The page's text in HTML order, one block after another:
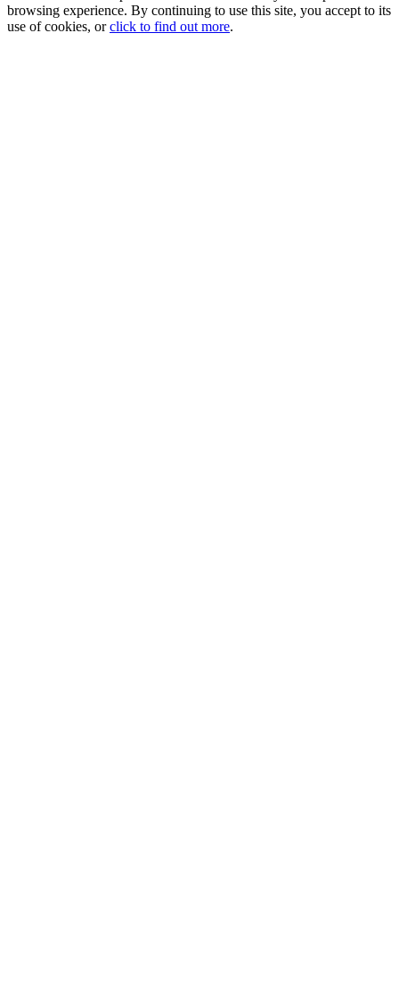
browsing experience. By continuing to use this site, you accept to its
use of cookies, orclick to find out more.